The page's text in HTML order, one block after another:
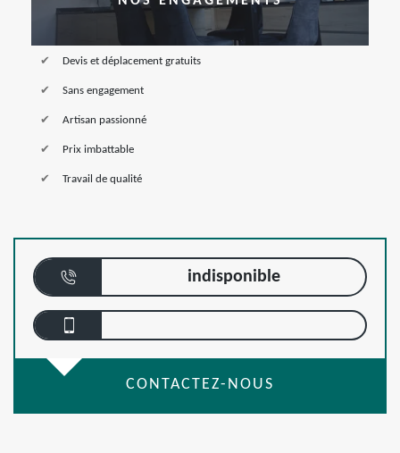
Devis et déplacement gratuits
Sans engagement
Artisan passionné
Prix imbattable
Travail de qualité
indisponible
CONTACTEZ-NOUS